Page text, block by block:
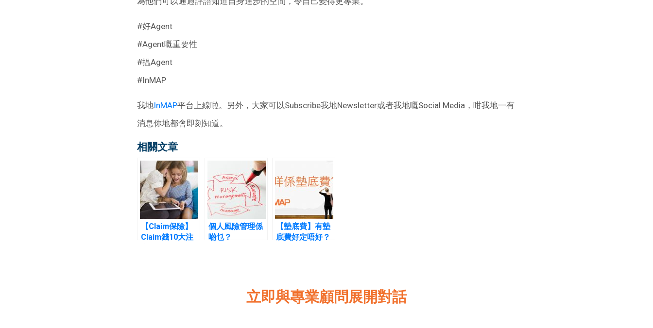
#好Agent
#Agent嘅重要性
#揾Agent
#InMAP
我地InMAP平台上線啦。另外，大家可以Subscribe我地Newsletter或者我地嘅Social Media，咁我地一有
消息你地都會即刻知道。
相關文章
【Claim保險】
Claim錢10大注
個人風險管理係
啲乜？
【墊底費】有墊
底費好定唔好？
立即與專業顧問展開對話